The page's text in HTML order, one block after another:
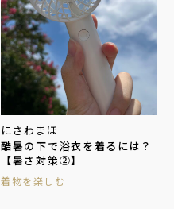
にさわまほ
酷暑の下で浴衣を着るには？
【暑さ対策②】
着物を楽しむ